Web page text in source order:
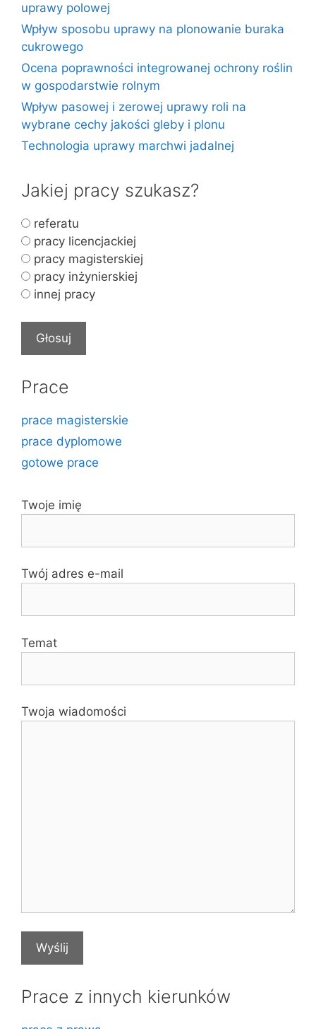
uprawy polowej
Wpływ sposobu uprawy na plonowanie buraka
cukrowego
Ocena poprawności integrowanej ochrony roślin
w gospodarstwie rolnym
Wpływ pasowej i zerowej uprawy roli na
wybrane cechy jakości gleby i plonu
Technologia uprawy marchwi jadalnej
Jakiej pracy szukasz?
referatu
pracy licencjackiej
pracy magisterskiej
pracy inżynierskiej
innej pracy
Prace
prace magisterskie
prace dyplomowe
gotowe prace
Twoje imię
Twój adres e-mail
Temat
Twoja wiadomości
Prace z innych kierunków